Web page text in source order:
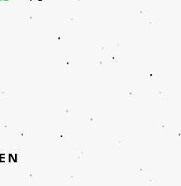
Wachstum direkt eine Nummer größer